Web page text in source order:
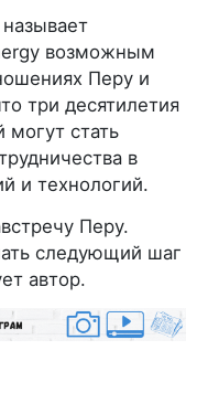
возможным
Перу и
три десятилетия
стать
в
и технологий.
Перу.
следующий шаг
автор.